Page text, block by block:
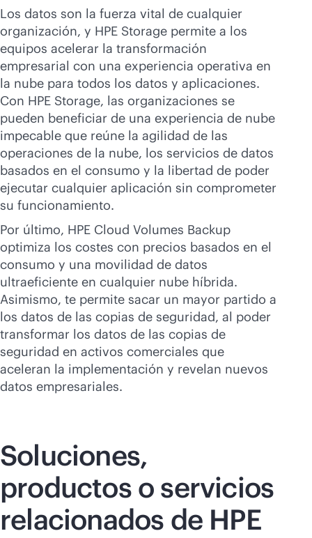
Los datos son la fuerza vital de cualquier
organización, y HPE Storage permite a los
equipos acelerar la transformación
empresarial con una experiencia operativa en
la nube para todos los datos y aplicaciones.
Con HPE Storage, las organizaciones se
pueden beneficiar de una experiencia de nube
impecable que reúne la agilidad de las
operaciones de la nube, los servicios de datos
basados en el consumo y la libertad de poder
ejecutar cualquier aplicación sin comprometer
su funcionamiento.
Por último, HPE Cloud Volumes Backup
optimiza los costes con precios basados en el
consumo y una movilidad de datos
ultraeficiente en cualquier nube híbrida.
Asimismo, te permite sacar un mayor partido a
los datos de las copias de seguridad, al poder
transformar los datos de las copias de
seguridad en activos comerciales que
aceleran la implementación y revelan nuevos
datos empresariales.
Soluciones,
productos o servicios
relacionados de HPE